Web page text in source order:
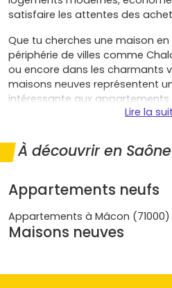
satisfaire les attentes des
Que tu cherches une maison
périphérie de villes comme
ou encore dans les charmants
maisons neuves représentent
intéressante aux
généreux et une qualité de vie
Saône-et-Loire sur Vivre dans
Pourquoi choisir
en Saône-et-Loire ?
La Saône-et-Loire est un
Lire la
À découvrir en
Appartements neufs
Appartements à Mâcon (71000)
Maisons neuves